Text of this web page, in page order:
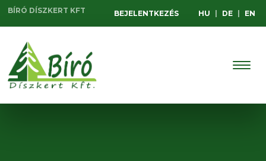
BÍRÓ DÍSZKERT KFT BEJELENTKEZÉS HU DE EN